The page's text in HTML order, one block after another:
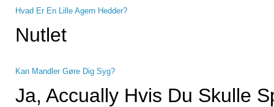
Hvad Er En Lille Agern Hedder?
Nutlet
Kan Mandler Gøre Dig Syg?
Ja, Accually Hvis Du Skulle